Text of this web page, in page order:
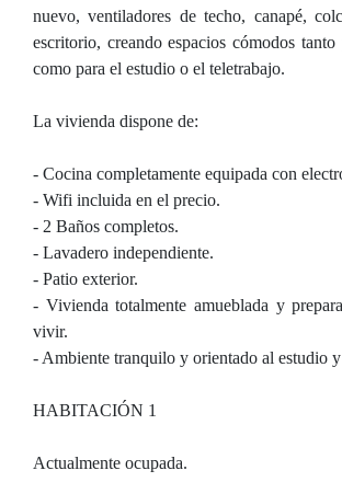
nuevo, ventiladores de techo, canapé,
escritorio, creando espacios cómodos tanto
como para el estudio o el teletrabajo.
La vivienda dispone de:
- Cocina completamente equipada con
- Wifi incluida en el precio.
- 2 Baños completos.
- Lavadero independiente.
- Patio exterior.
- Vivienda totalmente amueblada y
vivir.
- Ambiente tranquilo y orientado al estudio y
HABITACIÓN 1
Actualmente ocupada.